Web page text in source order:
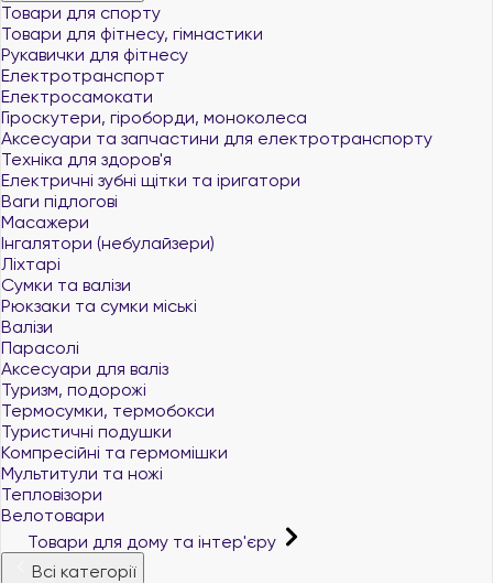
Товари для спорту
Товари для фітнесу, гімнастики
Рукавички для фітнесу
Електротранспорт
Електросамокати
Гіроскутери, гіроборди, моноколеса
Аксесуари та запчастини для електротранспорту
Техніка для здоров'я
Електричні зубні щітки та іригатори
Ваги підлогові
Масажери
Інгалятори (небулайзери)
Ліхтарі
Сумки та валізи
Рюкзаки та сумки міські
Валізи
Парасолі
Аксесуари для валіз
Туризм, подорожі
Термосумки, термобокси
Туристичні подушки
Компресійні та гермомішки
Мультитули та ножі
Тепловізори
Велотовари
Товари для дому та інтер'єру
Всі категорії